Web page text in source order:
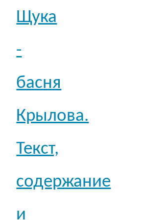
Щука
-
басня
Крылова.
Текст,
содержание
и